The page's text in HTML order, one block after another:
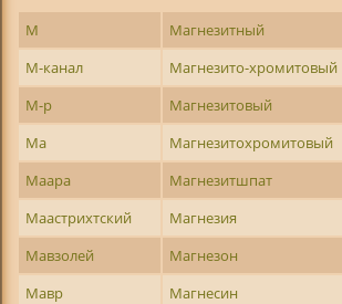
М Магнезитный
М-канал
Магнезито-хромитовый
М-р
Магнезитовый
Ма
Магнезитохромитовый
Маара
Магнезитшпат
Маастрихтский
Магнезия
Мавзолей
Магнезон
Мавр
Магнесин